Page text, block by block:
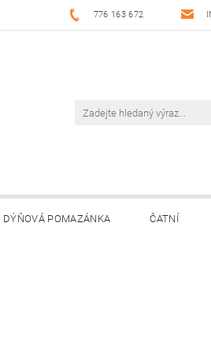
776 163 672
DÝŇOVÁ POMAZÁNKA ČATNÍ